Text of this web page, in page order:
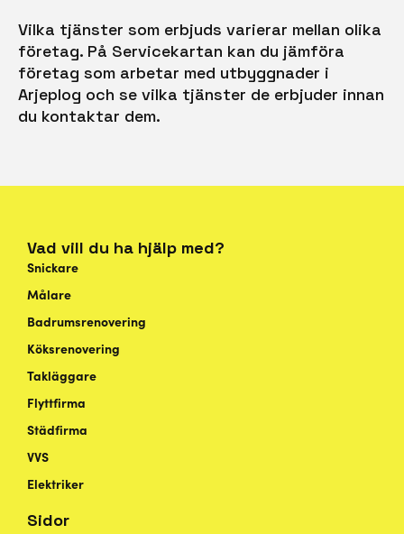
Vilka tjänster som erbjuds varierar mellan olika
företag. På Servicekartan kan du jämföra
företag som arbetar med utbyggnader i
Arjeplog och se vilka tjänster de erbjuder innan
du kontaktar dem.
Vad vill du ha hjälp med?
Snickare
Målare
Badrumsrenovering
Köksrenovering
Takläggare
Flyttfirma
Städfirma
VVS
Elektriker
Sidor